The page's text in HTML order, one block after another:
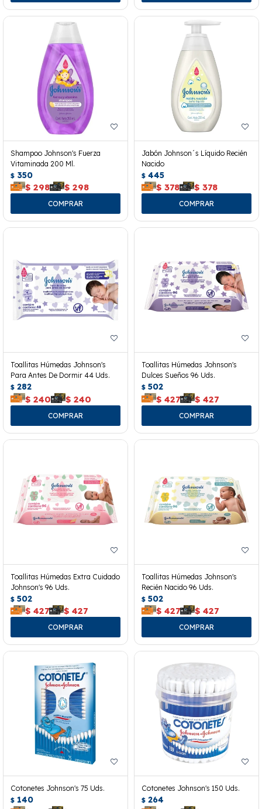
Shampoo Johnson's Fuerza
Vitaminada 200 Ml.
$ 350
$ 298 $ 298
Jabón Johnson´s Líquido Recién
Nacido
$ 445
$ 378 $ 378
Toallitas Húmedas Johnson's
Para Antes De Dormir 44 Uds.
$ 282
$ 240 $ 240
Toallitas Húmedas Johnson's
Dulces Sueños 96 Uds.
$ 502
$ 427 $ 427
Toallitas Húmedas Extra Cuidado
Johnson's 96 Uds.
$ 502
$ 427 $ 427
Toallitas Húmedas Johnson's
Recién Nacido 96 Uds.
$ 502
$ 427 $ 427
Cotonetes Johnson's 75 Uds.
$ 140
Cotonetes Johnson's 150 Uds.
$ 264